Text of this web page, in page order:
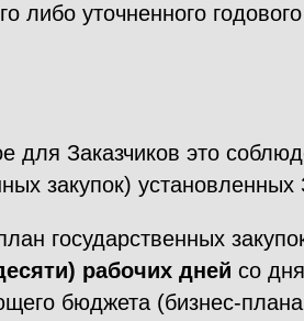
либо уточненного
для Заказчиков это
закупок)
государственных
рабочих дней со
бюджета (бизнес-